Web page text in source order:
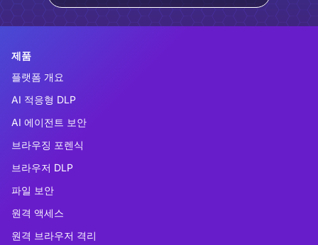
제품
플랫폼 개요
AI 적응형 DLP
AI 에이전트 보안
브라우징 포렌식
브라우저 DLP
파일 보안
원격 액세스
원격 브라우저 격리